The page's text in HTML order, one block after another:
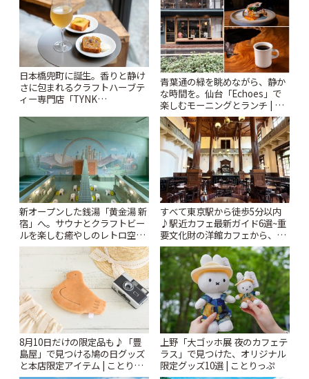
日本橋兜町に誕生。香りと静け
さに包まれるクラフトハーブテ
ィー専門店「TYNK
青葉通の緑を眺めながら、静か
な時間を。仙台「Echoes」で
楽しむモーニングとランチ | こ
とりっぷ
新オープンした銭湯「黄金湯 新
宿」へ。サウナとクラフトビー
ルを楽しむ癒やしのレトロ空間
| ことりっぷ
すべて東京駅から徒歩5分以内
♪駅近カフェ最新ガイド6選~重
要文化財の洋館カフェから、改
札すぐのレトロ喫茶まで~ | こと
りっぷ
8月10日だけの限定品も♪「豊
島屋」で見つける鳩の日グッズ
と本店限定アイテム | ことりっ
上野「大ゴッホ展 夜のカフェテ
ラス」で見つけた、オリジナル
限定グッズ10選 | ことりっぷ